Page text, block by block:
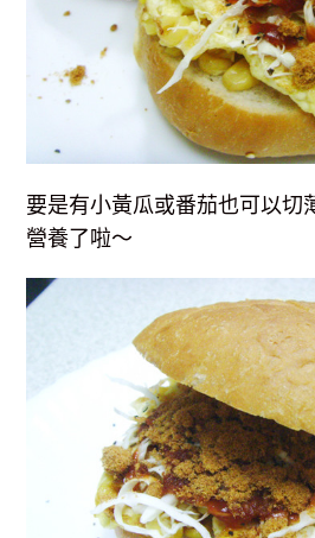
要是有小黃瓜或番茄也可以切
營養了啦～